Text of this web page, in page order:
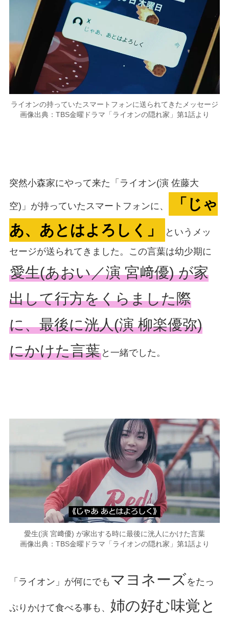
ライオンの持っていたスマートフォンに送られてきたメッセージ
画像出典：TBS金曜ドラマ「ライオンの隠れ家」第1話より
突然小森家にやって来た「ライオン(演 佐藤大
空)」が持っていたスマートフォンに、
「じゃ
あ、あとはよろしく」
というメッ
セージが送られてきました。この言葉は幼少期に
愛生(あおい／演 宮﨑優) が家
出して行方をくらました際
に、最後に洸人(演 柳楽優弥)
にかけた言葉と一緒でした。
愛生(演 宮﨑優) が家出する時に最後に洸人にかけた言葉
画像出典：TBS金曜ドラマ「ライオンの隠れ家」第1話より
「ライオン」が何にでも マヨネーズをたっ
ぷりかけて食べる事も、 姉の好む味覚と